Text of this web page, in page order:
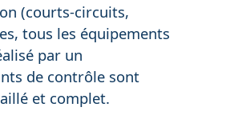
(courts-circuits,
tous les équipements
par un
de contrôle sont
et complet.